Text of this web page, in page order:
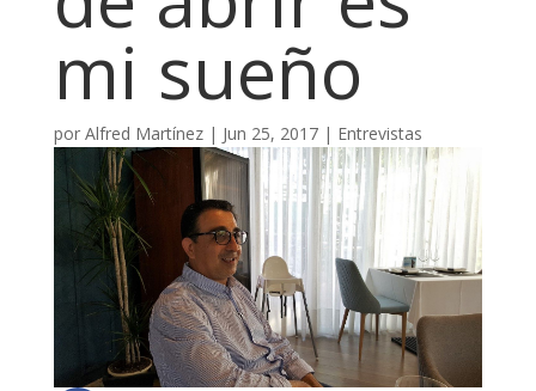
mi sueño
por Alfred Martínez| Jun 25, 2017| Entrevistas